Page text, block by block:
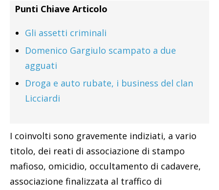
Punti Chiave Articolo
Gli assetti criminali
Domenico Gargiulo scampato a due
agguati
Droga e auto rubate, i business del clan
Licciardi
I coinvolti sono gravemente indiziati, a vario
titolo, dei reati di associazione di stampo
mafioso, omicidio, occultamento di cadavere,
associazione finalizzata al traffico di